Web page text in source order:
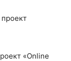
«Online